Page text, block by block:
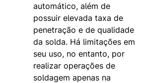
automático, além de
possuir elevada taxa de
penetração e de qualidade
da solda. Há limitações em
seu uso, no entanto, por
realizar operações de
soldagem apenas na